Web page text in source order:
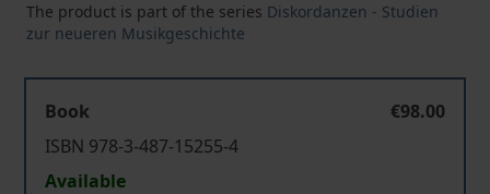
The product is part of the series Diskordanzen - Studien
zur neueren Musikgeschichte
Book
€98.00
ISBN 978-3-487-15255-4
Available